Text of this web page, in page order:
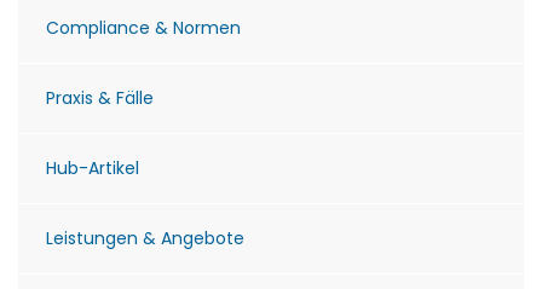
Compliance & Normen
Praxis & Fälle
Hub-Artikel
Leistungen & Angebote